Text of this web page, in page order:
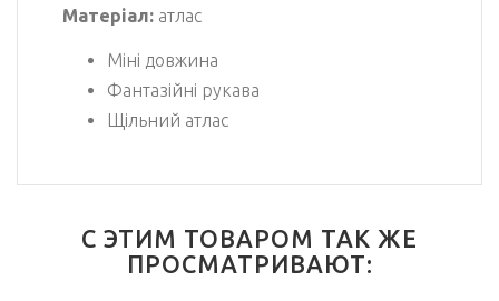
Матеріал: атлас
Міні довжина
Фантазійні рукава
Щільний атлас
С ЭТИМ ТОВАРОМ ТАК ЖЕ
ПРОСМАТРИВАЮТ: